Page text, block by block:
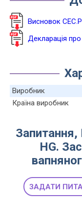
Висновок
Декларація про
Виробник
Країна виробник
Запитання,
HG.
ЗАДАТИ